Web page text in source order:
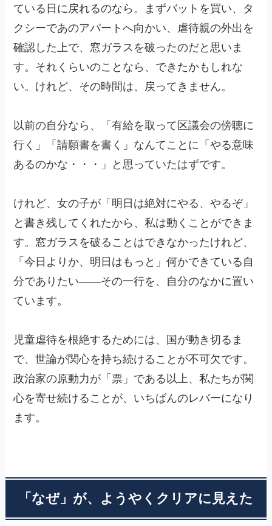
ている日に戻れるのなら。まずバットを買い、タ
クシーであのアパートへ向かい、虐待親の外出を
確認した上で、窓ガラスを破ったのだと思いま
す。それくらいのことなら、できたかもしれな
い。けれど、その時間は、戻ってきません。
以前の自分なら、「有給を取って区議会の傍聴に
行く」「請願書を書く」なんてことに「やる意味
あるのかな・・・」と思っていたはずです。
けれど、女の子が「明日は絶対にやる、やるぞ」
と書き残してくれたから、私は動くことができま
す。窓ガラスを破ることはできなかったけれど、
「今日よりか、明日はもっと」何かできている自
分でありたい——その一行を、自分のなかに置い
ています。
児童虐待を根絶するためには、国が動き切るま
で、世論が関心を持ち続けることが不可欠です。
政治家の原動力が「票」である以上、私たちが関
心を寄せ続けることが、いちばんのレバーになり
ます。
「なぜ」が、ようやくクリアに見えた